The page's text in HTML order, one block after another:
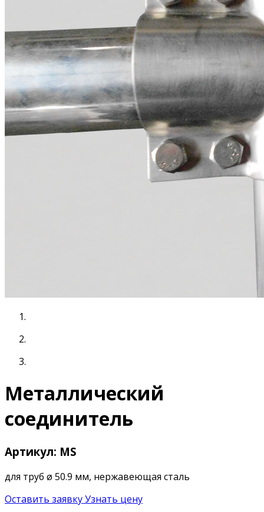
Металлический
соединитель
Артикул: MS
для труб ø 50.9 мм, нержавеющая сталь
Оставить заявкуУзнать цену